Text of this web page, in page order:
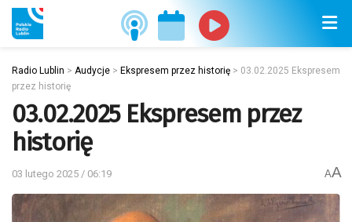
Radio Lublin > Audycje > Ekspresem przez historię > 03.02.2025 Ekspresem
przez historię
03.02.2025 Ekspresem przez
historię
03 lutego 2025 / 06:19 AA